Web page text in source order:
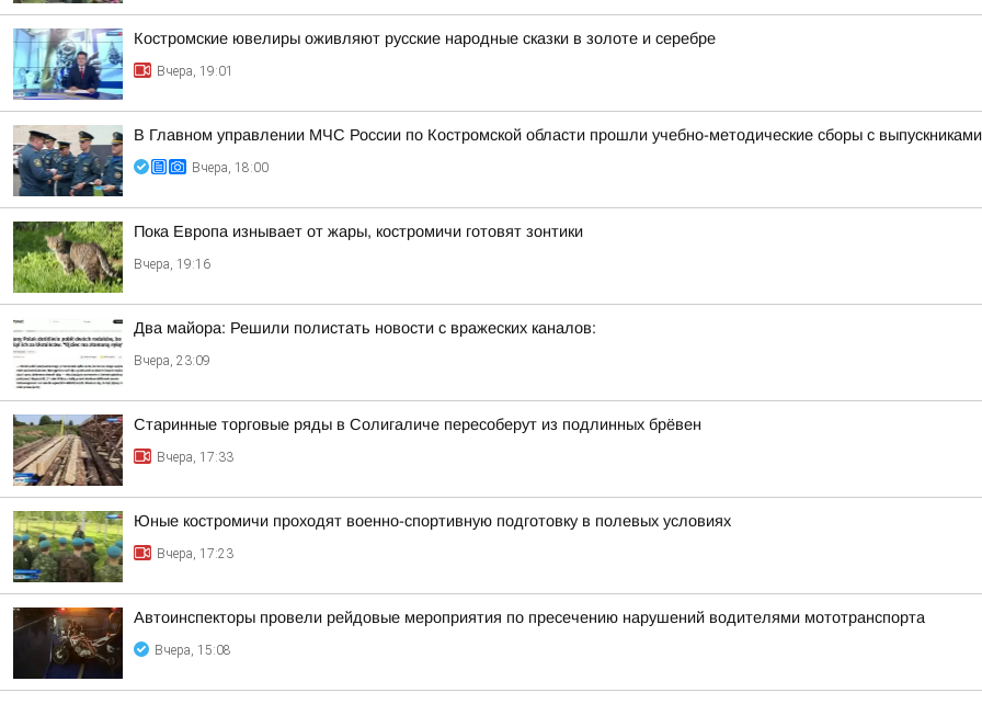
Костромские ювелиры оживляют русские народные сказки в золоте и серебре
Вчера, 19:01
В Главном управлении МЧС России по Костромской области прошли учебно-методические сборы с
Вчера, 18:00
Пока Европа изнывает от жары, костромичи готовят зонтики
Вчера, 19:16
Два майора: Решили полистать новости с вражеских каналов:
Вчера, 23:09
Старинные торговые ряды в Солигаличе пересоберут из подлинных брёвен
Вчера, 17:33
Юные костромичи проходят военно-спортивную подготовку в полевых условиях
Вчера, 17:23
Автоинспекторы провели рейдовые мероприятия по пресечению нарушений водителями мототранспорта
Вчера, 15:08